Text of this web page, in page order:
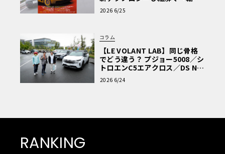
車Q&A」
2026 6/25
コラム
【LE VOLANT LAB】同じ骨格
でどう違う？ プジョー5008／シ
トロエンC5エアクロス／DS Nº4
読者一気乗りレポート
2026 6/24
RANKING